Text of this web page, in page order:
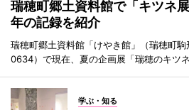
瑞穂町郷土資料館で「キツネ
年の記録を紹介
瑞穂町郷土資料館「けやき館」（瑞穂町
0634）で現在、夏の企画展「瑞穂のキツ
学ぶ・知る